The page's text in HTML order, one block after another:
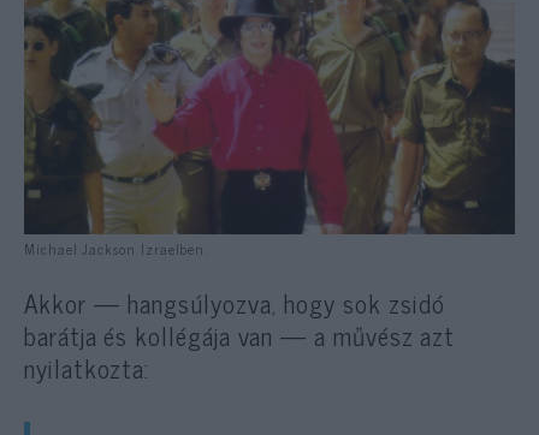
Michael Jackson Izraelben.
Akkor — hangsúlyozva, hogy sok zsidó
barátja és kollégája van — a művész azt
nyilatkozta: